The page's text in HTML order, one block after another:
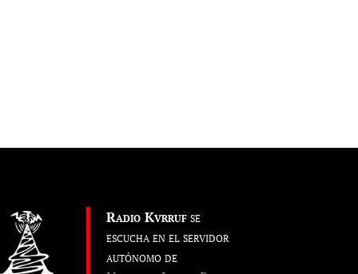
Radio Kvrrufse
escucha en el servidor
autónomo de